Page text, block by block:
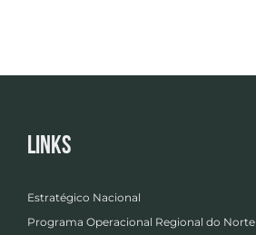
Links
Estratégico Nacional
Programa Operacional Regional do Norte